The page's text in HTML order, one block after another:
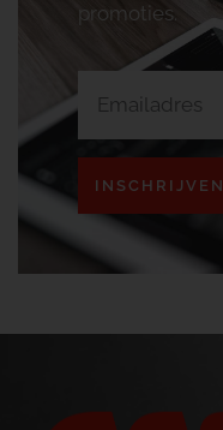
promoties.
INSCHRIJVEN